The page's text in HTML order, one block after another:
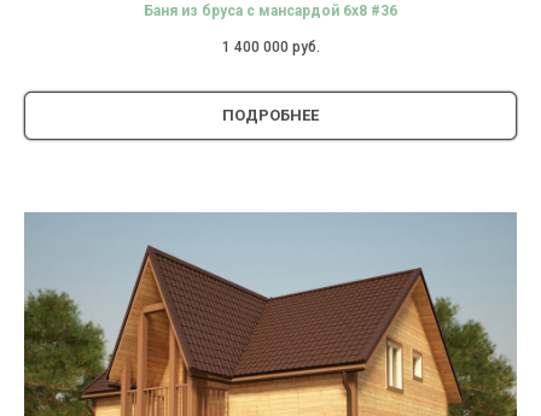
Баня из бруса с мансардой 6х8 #36
1 400 000 руб.
ПОДРОБНЕЕ